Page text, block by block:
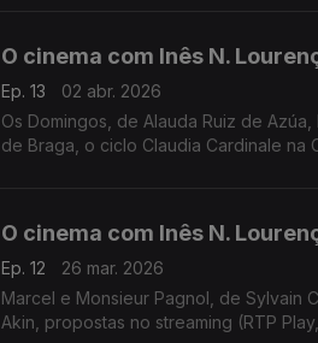
O cinema com Inês N.
Ep. 13
02 abr. 2026
Os Domingos, de Alauda Ruiz de
de Braga, o ciclo Claudia Cardinale na
O cinema com Inês N.
Ep. 12
26 mar. 2026
Marcel e Monsieur Pagnol, de Sylvain
Akin, propostas no streaming (RTP